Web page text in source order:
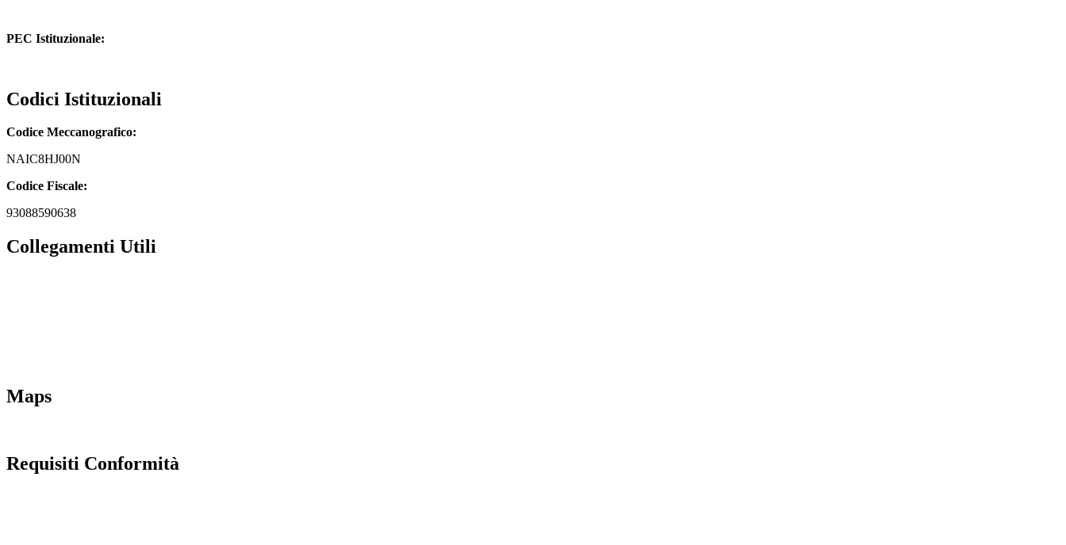
PEC Istituzionale:
Codici Istituzionali
Codice Meccanografico:
NAIC8HJ00N
Codice Fiscale:
93088590638
Collegamenti Utili
Maps
Requisiti Conformità